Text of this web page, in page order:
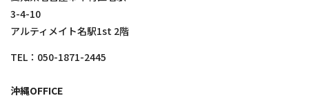
3-4-10
アルティメイト名駅1st 2階
TEL： 050-1871-2445
沖縄OFFICE